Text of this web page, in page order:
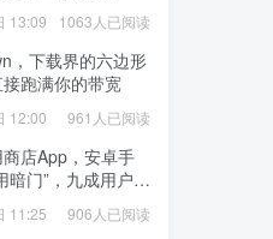
13:09 1063人已阅读
，下载界的六边形
跑满你的带宽
12:00 961人已阅读
店App，安卓手
暗门”，九成用户还
11:25 906人已阅读